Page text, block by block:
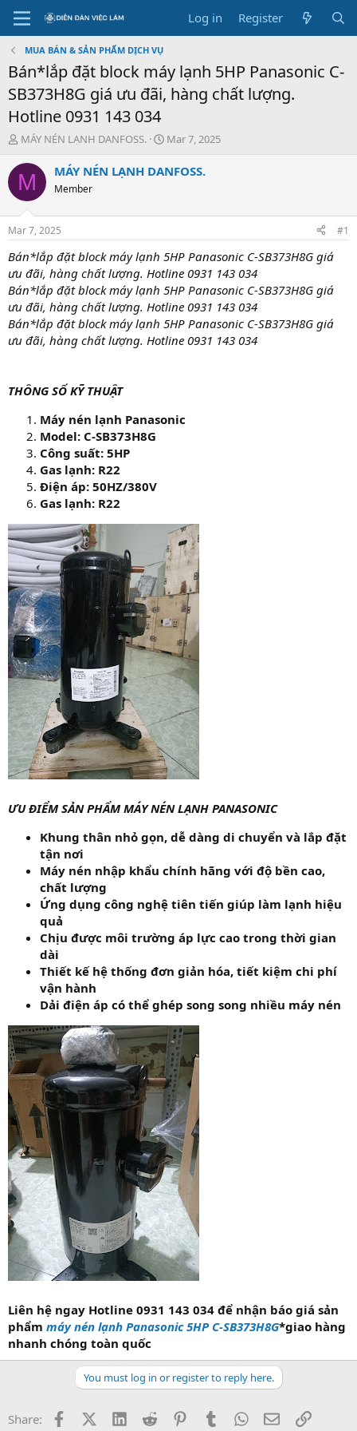
Log in Register
MUA BÁN & SẢN PHẨM DỊCH VỤ
Bán*lắp đặt block máy lạnh 5HP Panasonic C-
SB373H8G giá ưu đãi, hàng chất lượng.
Hotline 0931 143 034
T
r
e
d
t
a
t
e
r
MÁY NÉN LẠNH DANFOSS.
S
a
t
e
Mar 7, 2025
M MÁY NÉN LẠNH DANFOSS.
Member
Mar 7, 2025 #1
Bán*lắp đặt block máy lạnh 5HP Panasonic C-SB373H8G giá
ưu đãi, hàng chất lượng. Hotline 0931 143 034
Bán*lắp đặt block máy lạnh 5HP Panasonic C-SB373H8G giá
ưu đãi, hàng chất lượng. Hotline 0931 143 034
Bán*lắp đặt block máy lạnh 5HP Panasonic C-SB373H8G giá
ưu đãi, hàng chất lượng. Hotline 0931 143 034
THÔNG SỐ KỸ THUẬT
Máy nén lạnh Panasonic
Model: C-SB373H8G
Công suất: 5HP
Gas lạnh: R22
Điện áp: 50HZ/380V
Gas lạnh: R22
ƯU ĐIỂM SẢN PHẨM MÁY NÉN LẠNH PANASONIC
Khung thân nhỏ gọn, dễ dàng di chuyển và lắp đặt
tận nơi
Máy nén nhập khẩu chính hãng với độ bền cao,
chất lượng
Ứng dụng công nghệ tiên tiến giúp làm lạnh hiệu
quả
Chịu được môi trường áp lực cao trong thời gian
dài
Thiết kế hệ thống đơn giản hóa, tiết kiệm chi phí
vận hành
Dải điện áp có thể ghép song song nhiều máy nén
Liên hệ ngay Hotline 0931 143 034 để nhận báo giá sản
phẩm máy nén lạnh Panasonic 5HP C-SB373H8G*giao hàng
nhanh chóng toàn quốc
You must log in or register to reply here.
Share: FacebookX (Twitter)
LinkedInReddit PinterestTumblrWhatsApp
EmailLink